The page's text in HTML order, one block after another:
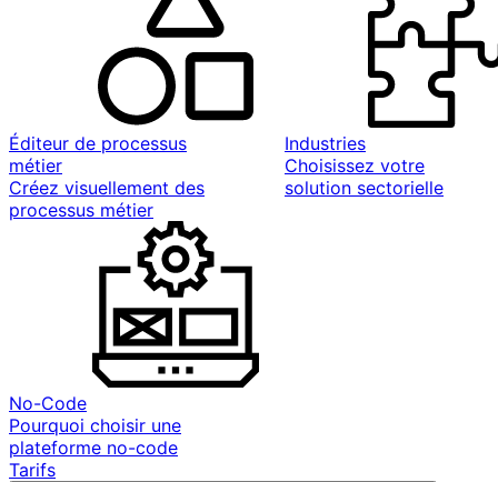
Éditeur de processus
métier
Créez visuellement des
processus métier
Industries
Choisissez votre
solution sectorielle
No-Code
Pourquoi choisir une
plateforme no-code
Tarifs